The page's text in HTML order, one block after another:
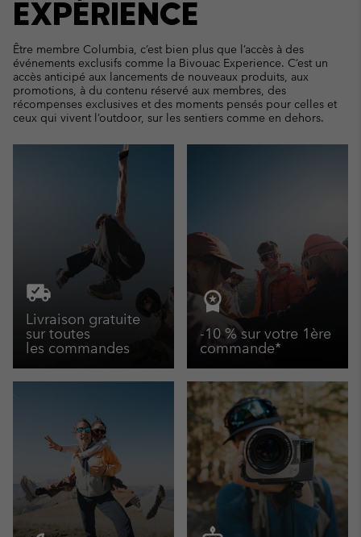
EXPÉRIENCE
Être membre Columbia, c’est bien plus que l’accès à des
événements exclusifs comme la Bivouac Experience. C’est un
accès anticipé aux lancements de nouveaux produits, aux
promotions, à du contenu réservé aux membres, des
récompenses exclusives et des moments pensés pour celles et
ceux qui vivent l’outdoor, sur les sentiers comme en dehors.
Livraison gratuite
sur toutes
les commandes
-10 % sur votre 1ère
commande*